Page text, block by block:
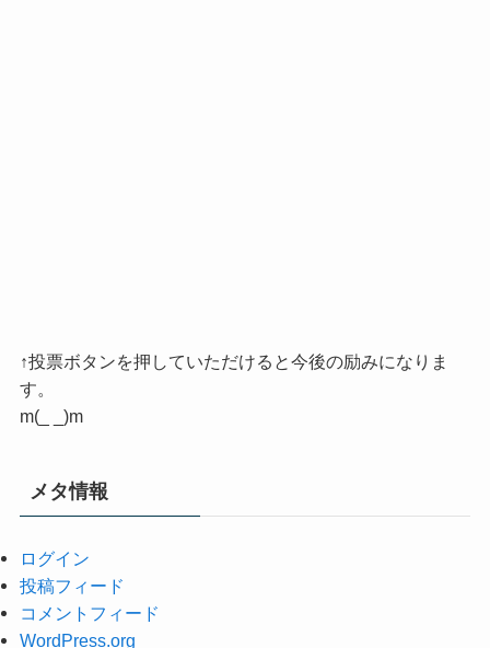
↑投票ボタンを押していただけると今後の励みになりま
す。
m(_ _)m
メタ情報
ログイン
投稿フィード
コメントフィード
WordPress.org